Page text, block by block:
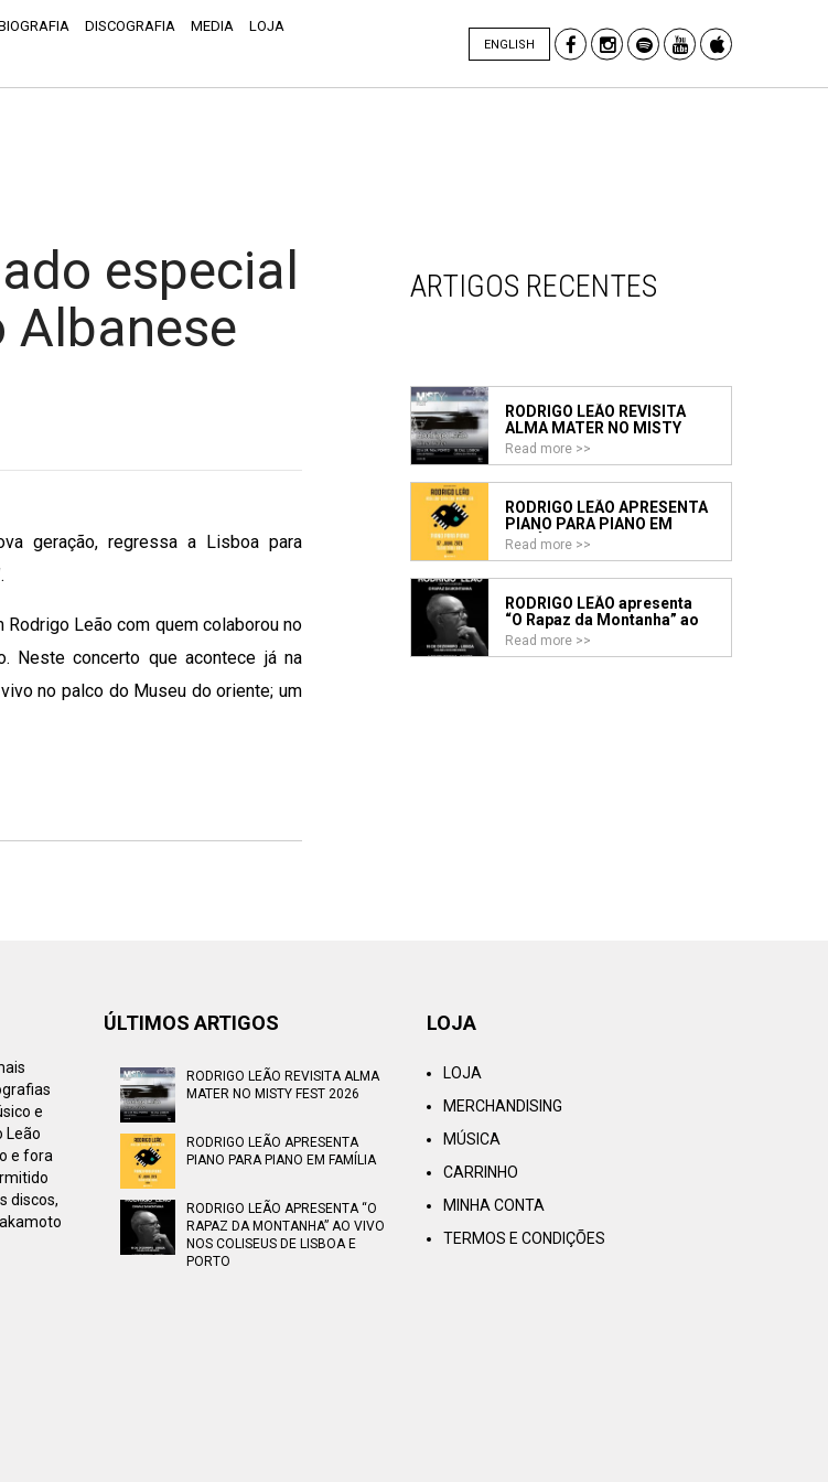
ENGLISH
DISCOGRAFIA MEDIA LOJA
especial
Albanese
geração, regressa a Lisboa para
Leão com quem colaborou no
Neste concerto que acontece já na
no palco do Museu do oriente; um
ARTIGOS RECENTES
RODRIGO LEÃO REVISITA
ALMA MATER NO MISTY
FEST 2026
Read more >>
RODRIGO LEÃO APRESENTA
PIANO PARA PIANO EM
FAMÍLIA
Read more >>
RODRIGO LEÃO apresenta
“O Rapaz da Montanha” ao
vivo nos Coliseus de Lisboa
e Porto
Read more >>
e
Leão
e fora
discos,
ÚLTIMOS ARTIGOS
RODRIGO LEÃO REVISITA ALMA
MATER NO MISTY FEST 2026
RODRIGO LEÃO APRESENTA
PIANO PARA PIANO EM FAMÍLIA
RODRIGO LEÃO APRESENTA “O
RAPAZ DA MONTANHA” AO VIVO
NOS COLISEUS DE LISBOA E
PORTO
LOJA
LOJA
MERCHANDISING
MÚSICA
CARRINHO
MINHA CONTA
TERMOS E CONDIÇÕES